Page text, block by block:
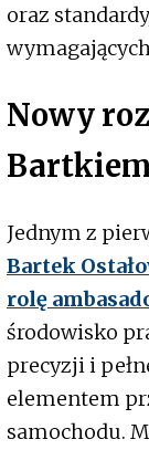
oraz
Nowy
Jednym z
Bartek
rolę
środowisko
precyzji i
elementem
samochodu.